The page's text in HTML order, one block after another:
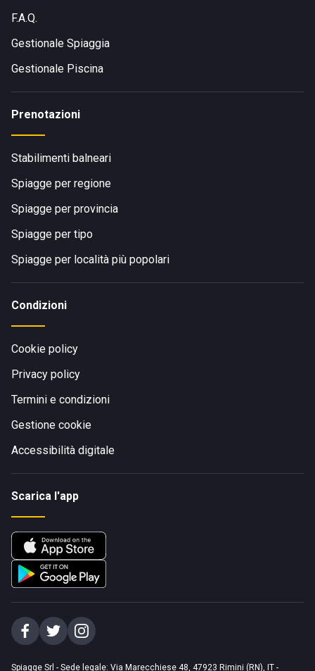
F.A.Q.
Gestionale Spiaggia
Gestionale Piscina
Prenotazioni
Stabilimenti balneari
Spiagge per regione
Spiagge per provincia
Spiagge per tipo
Spiagge per località più popolari
Condizioni
Cookie policy
Privacy policy
Termini e condizioni
Gestione cookie
Accessibilità digitale
Scarica l'app
Spiagge Srl - Sede legale: Via Marecchiese 48, 47923 Rimini (RN), IT -